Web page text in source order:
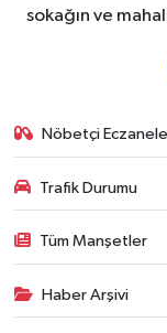
sokağın ve
Nöbetçi
Trafik Durumu
Tüm Manşetler
Haber Arşivi